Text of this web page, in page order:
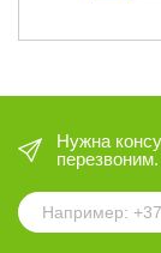
Нужна
перезвоним.